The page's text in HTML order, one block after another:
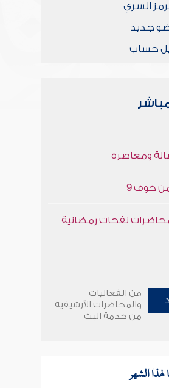
السري
جديد
حساب
ومعاصرة
خوف 9
نفحات رمضانية
من الفعاليات
والمحاضرات الأرشيفية
من خدمة البث
لهذا الشهر